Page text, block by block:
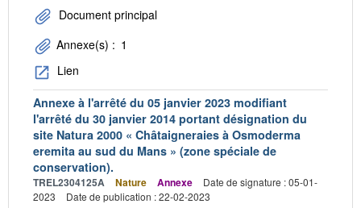
Document principal
Annexe(s) : 1
Lien
Annexe à l'arrêté du 05 janvier 2023 modifiant
l'arrêté du 30 janvier 2014 portant désignation du
site Natura 2000 « Châtaigneraies à Osmoderma
eremita au sud du Mans » (zone spéciale de
conservation).
TREL2304125A Nature Annexe
Date de signature : 05-01-
2023
Date de publication : 22-02-2023